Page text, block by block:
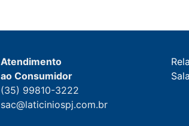
Atendimento
ao Consumidor
(35) 99810-3222
sac@laticiniospj.com.br